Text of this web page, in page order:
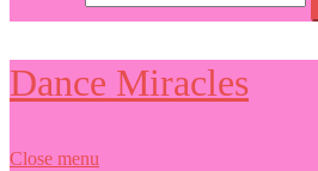
Dance Miracles
Close menu